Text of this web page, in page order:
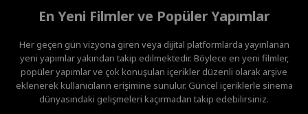
En Yeni Filmler ve Popüler Yapımlar
Her geçen gün vizyona giren veya dijital platformlarda yayınlanan
yeni yapımlar yakından takip edilmektedir. Böylece en yeni filmler,
popüler yapımlar ve çok konuşulan içerikler düzenli olarak arşive
eklenerek kullanıcıların erişimine sunulur. Güncel içeriklerle sinema
dünyasındaki gelişmeleri kaçırmadan takip edebilirsiniz.